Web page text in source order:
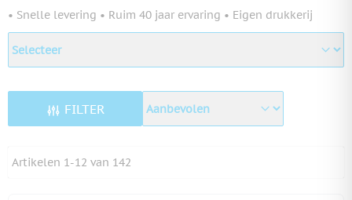
• Snelle levering • Ruim 40 jaar ervaring • Eigen drukkerij
FILTER
Artikelen 1-12 van 142